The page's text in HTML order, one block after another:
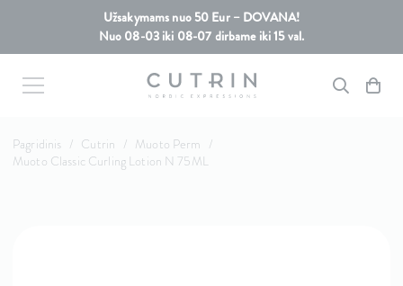
Užsakymams nuo 50 Eur – DOVANA!
Nuo 08-03 iki 08-07 dirbame iki 15 val.
Pagridinis / Cutrin / Muoto Perm /
Muoto Classic Curling Lotion N 75ML